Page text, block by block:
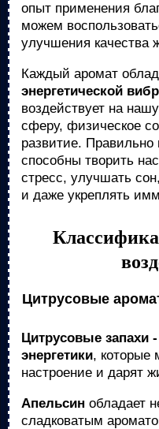
опыт применения
можем
улучшения качества
Каждый аромат
энергетической
воздействует на
сферу, физическое
развитие. Правильно
способны творить
стресс, улучшать
и даже укреплять
Цитрусовые
Цитрусовые запахи
энергетики, которые
настроение и дарят
Апельсин обладает
сладковатым